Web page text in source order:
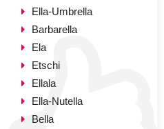
Ella-Umbrella
Barbarella
Ela
Etschi
Ellala
Ella-Nutella
Bella